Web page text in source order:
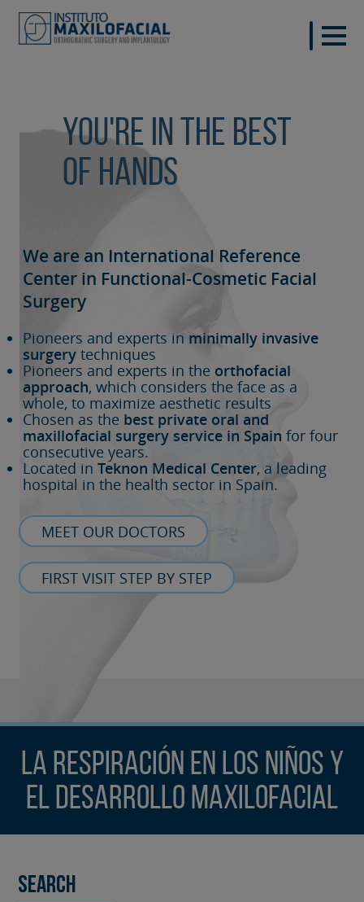
You're in the best
of hands
We are an International Reference
Center in Functional-Cosmetic Facial
Surgery
Pioneers and experts in minimally invasive
surgery techniques
Pioneers and experts in the orthofacial
approach, which considers the face as a
whole, to maximize aesthetic results
Chosen as the best private oral and
maxillofacial surgery service in Spain for four
consecutive years.
Located in Teknon Medical Center, a leading
hospital in the health sector in Spain.
MEET OUR DOCTORS
FIRST VISIT STEP BY STEP
La respiración en los niños y
el desarrollo maxilofacial
Search